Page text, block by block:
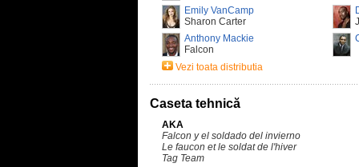
Emily VanCamp
Sharon Carter
Anthony Mackie
Falcon
Vezi toata distributia
Caseta tehnică
AKA
Falcon y el soldado del invierno
Le faucon et le soldat de l'hiver
Tag Team